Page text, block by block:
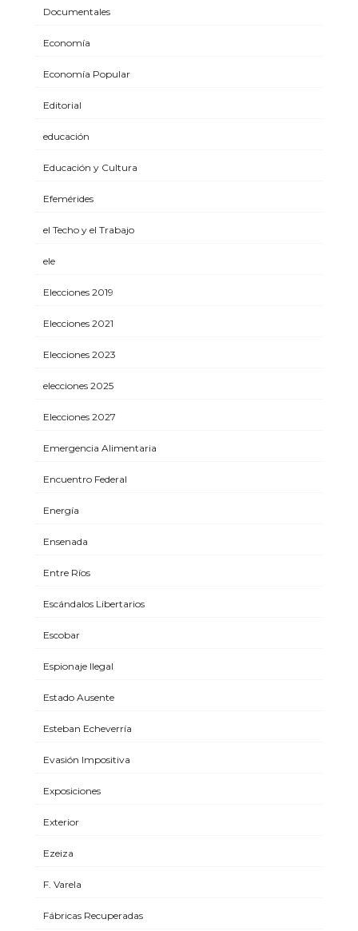
Documentales
Economía
Economía Popular
Editorial
educación
Educación y Cultura
Efemérides
el Techo y el Trabajo
ele
Elecciones 2019
Elecciones 2021
Elecciones 2023
elecciones 2025
Elecciones 2027
Emergencia Alimentaria
Encuentro Federal
Energía
Ensenada
Entre Ríos
Escándalos Libertarios
Escobar
Espionaje Ilegal
Estado Ausente
Esteban Echeverría
Evasión Impositiva
Exposiciones
Exterior
Ezeiza
F. Varela
Fábricas Recuperadas